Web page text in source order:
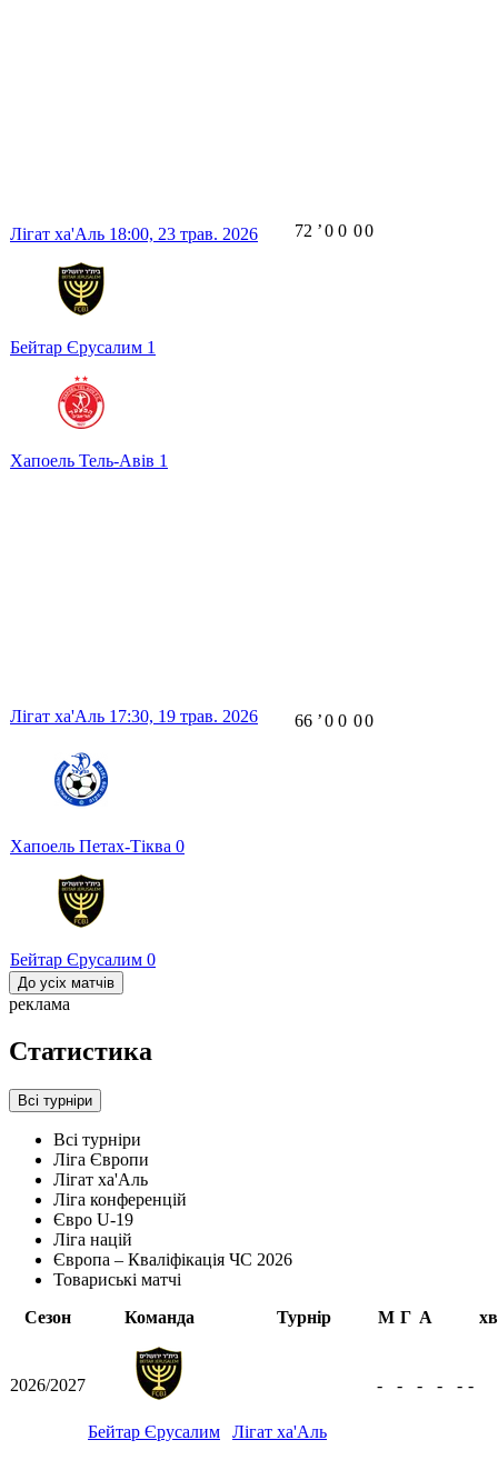
Лігат ха'Аль 18:00, 23 трав. 2026
Бейтар Єрусалим 1
Хапоель Тель-Авів 1
72 ʼ0 0 00
Лігат ха'Аль 17:30, 19 трав. 2026
Хапоель Петах-Тіква 0
Бейтар Єрусалим 0
66 ʼ0 0 00
До усіх матчів
реклама
Статистика
Всі турніри
Всі турніри
Ліга Європи
Лігат ха'Аль
Ліга конференцій
Євро U-19
Ліга націй
Європа – Кваліфікація ЧС 2026
Товариські матчі
Сезон
Команда Турнір М Г А хв
2026/2027
Бейтар Єрусалим Лігат ха'Аль
- - - - - -